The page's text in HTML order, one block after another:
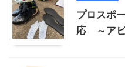
プロスポ
応 ～アビ